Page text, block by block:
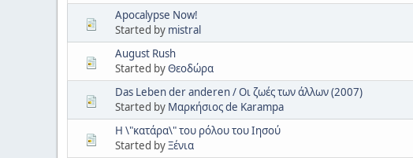
Apocalypse Now!
Started by mistral
August Rush
Started byΘεοδώρα
Das Leben der anderen / Οι ζωές των άλλων (2007)
Started by Μαρκήσιος de Karampa
H \"κατάρα\" του ρόλου του Ιησού
Started byΞένια